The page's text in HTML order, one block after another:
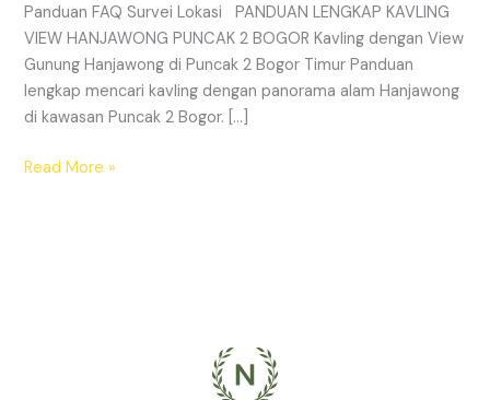
Panduan FAQ Survei Lokasi PANDUAN LENGKAP KAVLING
VIEW HANJAWONG PUNCAK 2 BOGOR Kavling dengan View
Gunung Hanjawong di Puncak 2 Bogor Timur Panduan
lengkap mencari kavling dengan panorama alam Hanjawong
di kawasan Puncak 2 Bogor. […]
Read More »